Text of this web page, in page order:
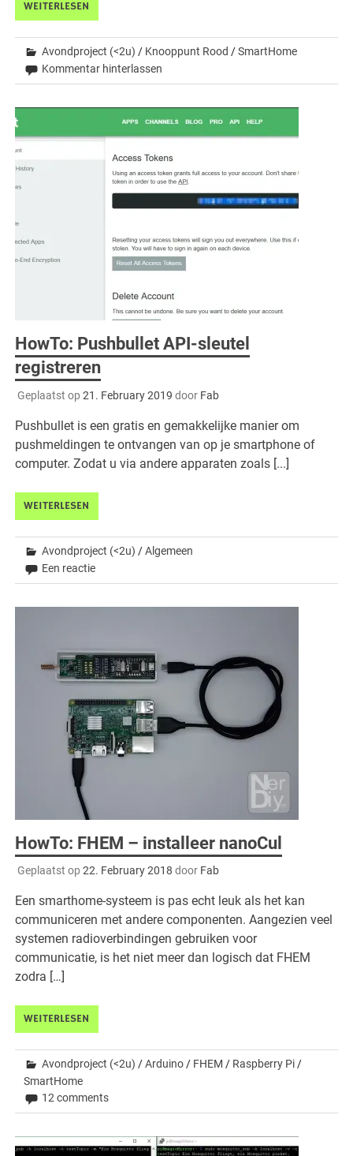
WEITERLESEN
Avondproject (<2u) / Knooppunt Rood /SmartHome
Kommentar hinterlassen
HowTo: Pushbullet API-sleutel
registreren
Geplaatst op 21. February 2019 door Fab
Pushbullet is een gratis en gemakkelijke manier om
pushmeldingen te ontvangen van op je smartphone of
computer. Zodat u via andere apparaten zoals [...]
WEITERLESEN
Avondproject (<2u) /Algemeen
Een reactie
HowTo: FHEM – installeer nanoCul
Geplaatst op 22. February 2018 door Fab
Een smarthome-systeem is pas echt leuk als het kan
communiceren met andere componenten. Aangezien veel
systemen radioverbindingen gebruiken voor
communicatie, is het niet meer dan logisch dat FHEM
zodra […]
WEITERLESEN
Avondproject (<2u) /Arduino/ FHEM / Raspberry Pi/
SmartHome
12 comments